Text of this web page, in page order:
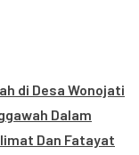
di Desa Wonojati
Dalam
Dan Fatayat